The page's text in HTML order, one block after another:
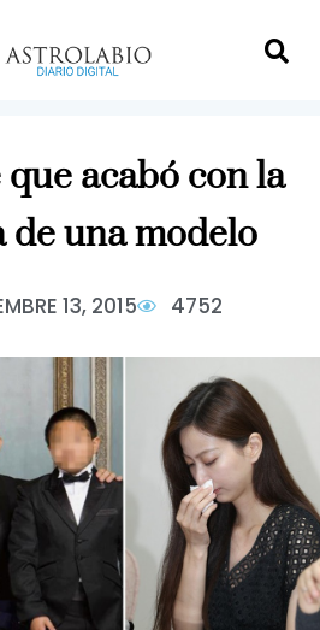
acabó con la
de una modelo
13, 2015 4752